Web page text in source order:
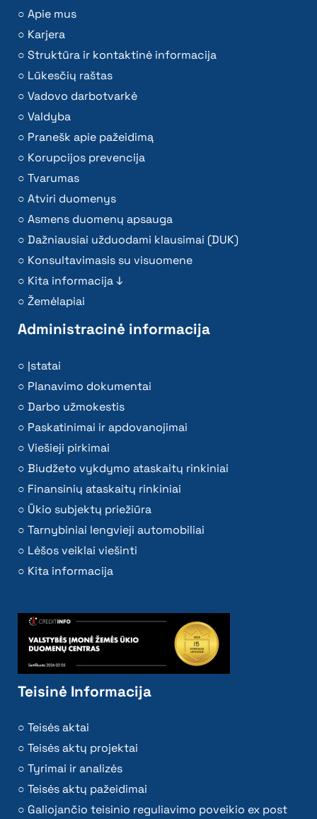
Apie mus
Karjera
Struktūra ir kontaktinė informacija
Lūkesčių raštas
Vadovo darbotvarkė
Valdyba
Pranešk apie pažeidimą
Korupcijos prevencija
Tvarumas
Atviri duomenys
Asmens duomenų apsauga
Dažniausiai užduodami klausimai (DUK)
Konsultavimasis su visuomene
Kita informacija ↓
Žemėlapiai
Administracinė informacija
Įstatai
Planavimo dokumentai
Darbo užmokestis
Paskatinimai ir apdovanojimai
Viešieji pirkimai
Biudžeto vykdymo ataskaitų rinkiniai
Finansinių ataskaitų rinkiniai
Ūkio subjektų priežiūra
Tarnybiniai lengvieji automobiliai
Lėšos veiklai viešinti
Kita informacija
Teisinė Informacija
Teisės aktai
Teisės aktų projektai
Tyrimai ir analizės
Teisės aktų pažeidimai
Galiojančio teisinio reguliavimo poveikio ex post